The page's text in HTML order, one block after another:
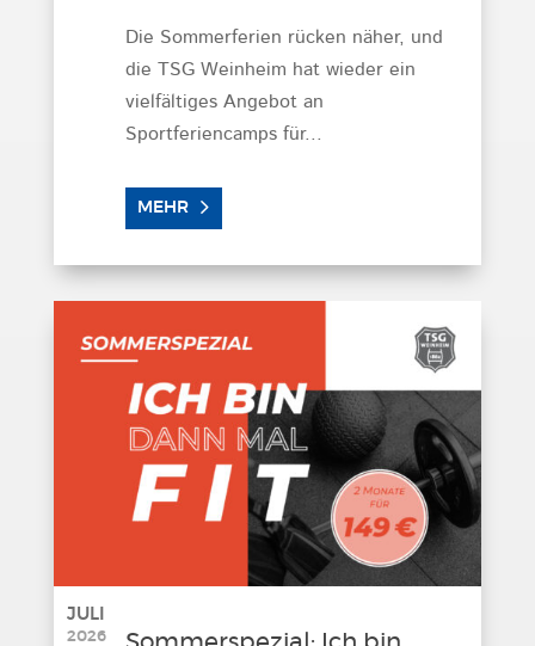
Die Sommerferien rücken näher, und
die TSG Weinheim hat wieder ein
vielfältiges Angebot an
Sportferiencamps für...
MEHR
JULI
2026